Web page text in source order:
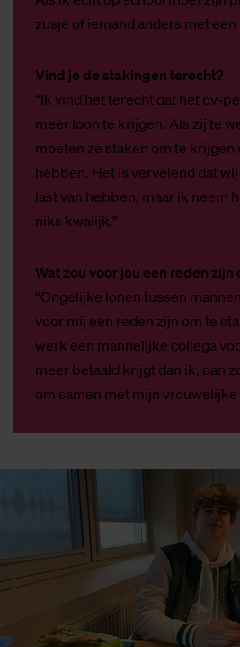
zusje of iemand anders met een
Vind je de stakingen terecht?
“Ik vind het terecht dat het ov-
meer loon te krijgen. Als zij te
moeten ze staken om te krijgen
hebben. Het is vervelend dat
last van hebben, maar ik neem
niks kwalijk.”
Wat zou voor jou een reden zijn
“Ongelijke lonen tussen
voor mij een reden zijn om te
werk een mannelijke collega
meer betaald krijgt dan ik, dan
om samen met mijn vrouwelijke